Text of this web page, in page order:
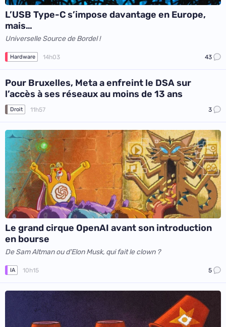
L’USB Type-C s’impose davantage en Europe,
mais…
Universelle Source de Bordel !
Hardware 14h03 43
Pour Bruxelles, Meta a enfreint le DSA sur
l’accès à ses réseaux au moins de 13 ans
Droit 11h57 3
Le grand cirque OpenAI avant son introduction
en bourse
De Sam Altman ou d'Elon Musk, qui fait le clown ?
IA 10h15 5